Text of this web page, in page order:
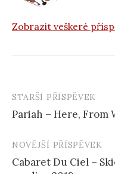
Zobrazit veškeré
Navigace
příspěvku
STARŠÍ PŘÍSPĚVEK
Pariah – Here, From
NOVĚJŠÍ PŘÍSPĚVEK
Cabaret Du Ciel –